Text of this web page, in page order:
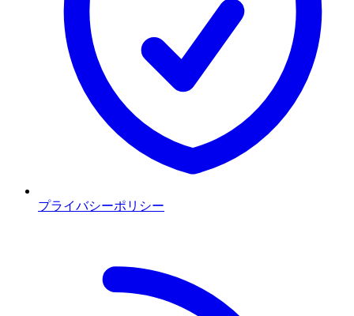
プライバシーポリシー